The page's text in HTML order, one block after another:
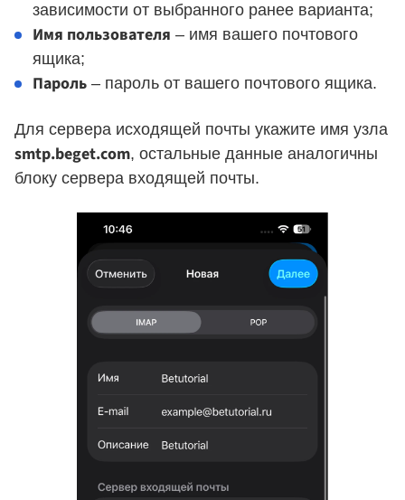
зависимости от выбранного ранее варианта;
Имя пользователя – имя вашего почтового
ящика;
Пароль – пароль от вашего почтового ящика.
Для сервера исходящей почты укажите имя узла
smtp.beget.com, остальные данные аналогичны
блоку сервера входящей почты.